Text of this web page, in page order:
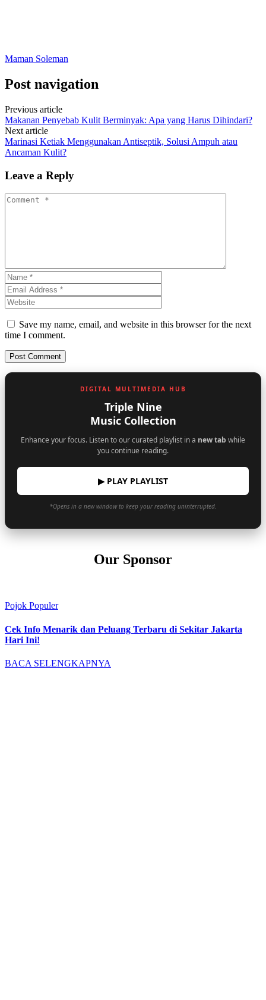
Maman Soleman
Post navigation
Previous article
Makanan Penyebab Kulit Berminyak: Apa yang Harus Dihindari?
Next article
Marinasi Ketiak Menggunakan Antiseptik, Solusi Ampuh atau
Ancaman Kulit?
Leave a Reply
Save my name, email, and website in this browser for the next
time I comment.
DIGITAL MULTIMEDIA HUB
Triple Nine
Music Collection
Enhance your focus. Listen to our curated playlist in a new tab while
you continue reading.
▶ PLAY PLAYLIST
*Opens in a new window to keep your reading uninterrupted.
Our Sponsor
Pojok Populer
Cek Info Menarik dan Peluang Terbaru di Sekitar Jakarta
Hari Ini!
BACA SELENGKAPNYA